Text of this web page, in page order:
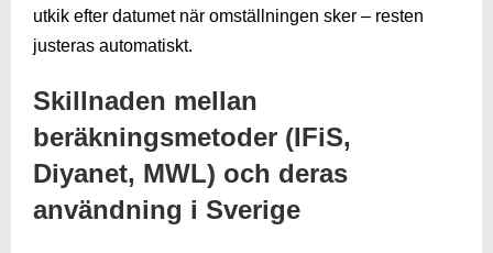
utkik efter datumet när omställningen sker – resten
justeras automatiskt.
Skillnaden mellan
beräkningsmetoder (IFiS,
Diyanet, MWL) och deras
användning i Sverige